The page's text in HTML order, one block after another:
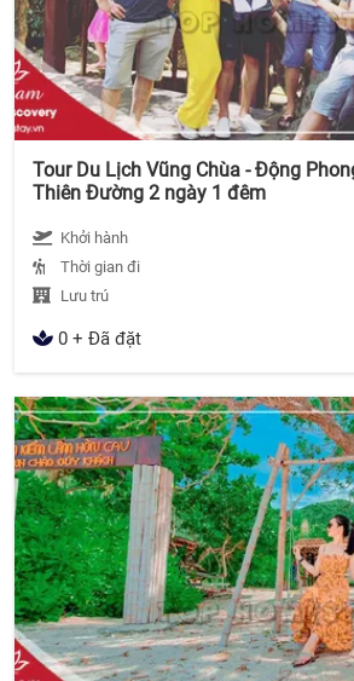
Tour Du Lịch Vũng Chùa - Động
Thiên Đường 2 ngày 1 đêm
Khởi hành
Thời gian đi
Lưu trú
0 + Đã đặt